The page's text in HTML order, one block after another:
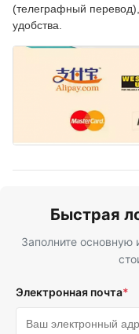
(телеграфный
удобства.
Быстрая
Заполните
Электронная почта*